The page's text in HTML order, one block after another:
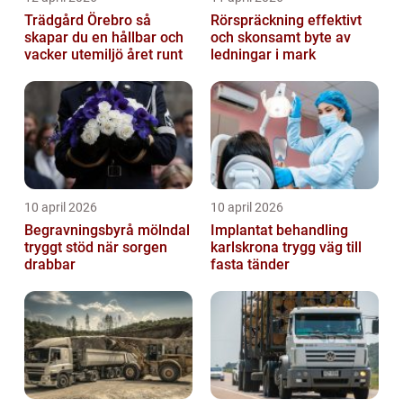
Trädgård Örebro så
skapar du en hållbar och
vacker utemiljö året runt
Rörspräckning effektivt
och skonsamt byte av
ledningar i mark
10 april 2026
Begravningsbyrå mölndal
tryggt stöd när sorgen
drabbar
10 april 2026
Implantat behandling
karlskrona trygg väg till
fasta tänder